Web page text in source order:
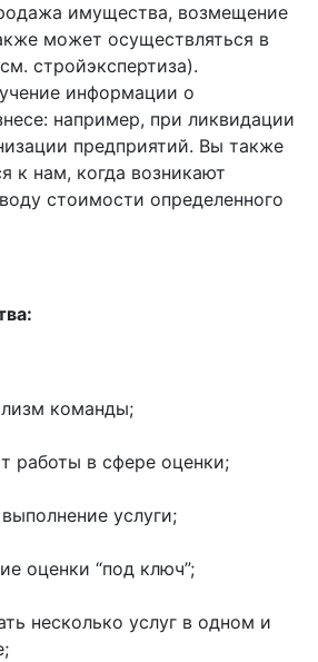
имущества, возмещение
может осуществляться в
стройэкспертиза).
информации о
например, при ликвидации
предприятий. Вы также
к нам, когда возникают
стоимости определенного
команды;
работы в сфере оценки;
услуги;
оценки “под ключ”;
несколько услуг в одном и